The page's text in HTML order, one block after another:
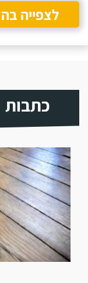
לצפייה
כתבות